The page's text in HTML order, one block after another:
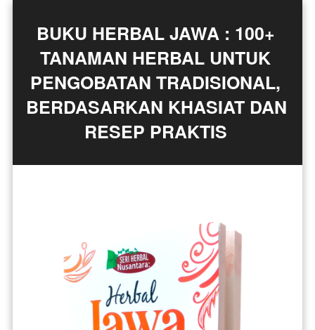
BUKU HERBAL JAWA : 100+
TANAMAN HERBAL UNTUK
PENGOBATAN TRADISIONAL,
BERDASARKAN KHASIAT DAN
RESEP PRAKTIS